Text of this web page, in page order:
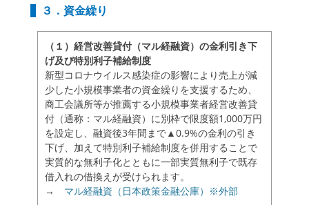
３．資金繰り
（１）経営改善貸付（マル経融資）の金利引き下
げ及び特別利子補給制度
新型コロナウイルス感染症の影響により売上が減
少した小規模事業者の資金繰りを支援するため、
商工会議所等が推薦する小規模事業者経営改善貸
付（通称：マル経融資）に別枠で限度額1,000万円
を設定し、融資後3年間まで▲0.9%の金利の引き
下げ、加えて特別利子補給制度を併用することで
実質的な無利子化とともに一部実質無利子で既存
借入れの借換えが受けられます。
→ マル経融資（日本政策金融公庫）※外部